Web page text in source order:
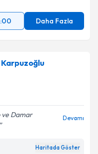
Daha Fazla
ve Damar
Devamı
Haritada Göster